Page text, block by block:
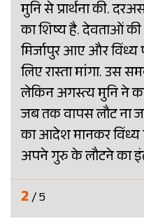
मुनि से प्रार्थना की.
का शिष्य है. देवताओं की
मिर्जापुर आए और
लिए रास्ता मांगा. उस
लेकिन अगस्त्य मुनि ने
जब तक वापस लौट ना
का आदेश मानकर विंध्य
अपने गुरु के लौटने का
2/ 5